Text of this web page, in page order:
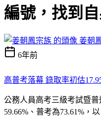
編號，找到
姜朝
6年前
高普考落幕 錄取率初估
公務人員高考三級考試暨
59.66%、普考為73.61%，